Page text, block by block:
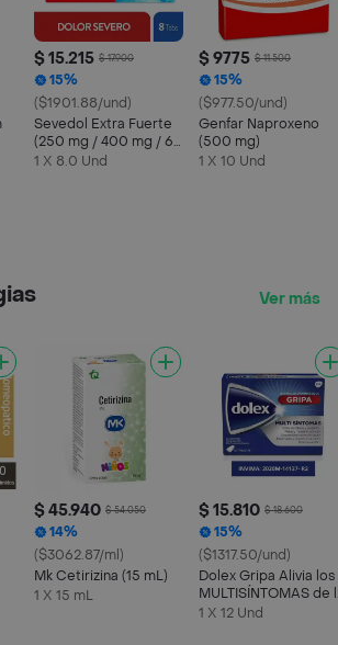
$ 15.215 $ 17.900
15%
($1901.88/und)
Sevedol Extra Fuerte
(250 mg / 400 mg / 65
mg)
1 X 8.0 Und
$ 9775 $ 11.500
15%
($977.50/und)
Genfar Naproxeno
(500 mg)
1 X 10 Und
Ver más
$ 45.940 $ 54.050
14%
($3062.87/ml)
Mk Cetirizina (15 mL)
1 X 15 mL
$ 15.810 $ 18.600
15%
($1317.50/und)
Dolex Gripa Alivia los
MULTISÍNTOMAS de
Gripa X 12 tabs
1 X 12 Und